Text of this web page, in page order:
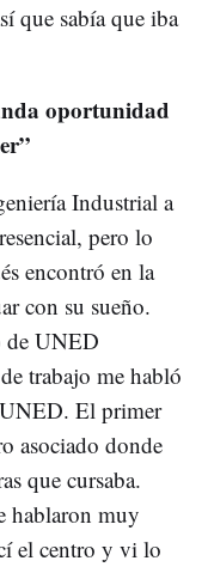
que sabía que iba
oportunidad
Industrial a
pero lo
encontró en la
con su sueño.
de UNED
trabajo me habló
El primer
asociado donde
que cursaba.
hablaron muy
el centro y vi lo